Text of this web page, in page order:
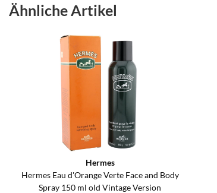
Ähnliche Artikel
Hermes
Hermes Eau d'Orange Verte Face and Body
Spray 150 ml old Vintage Version